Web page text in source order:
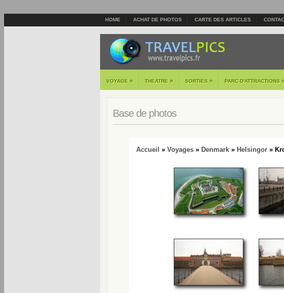
HOME ACHAT DE PHOTOS CARTE DES ARTICLES
VOYAGE » THEATRE » SORTIES » PARC D'ATTRACTIONS
Base de photos
Accueil » Voyages » Denmark » Helsingor »